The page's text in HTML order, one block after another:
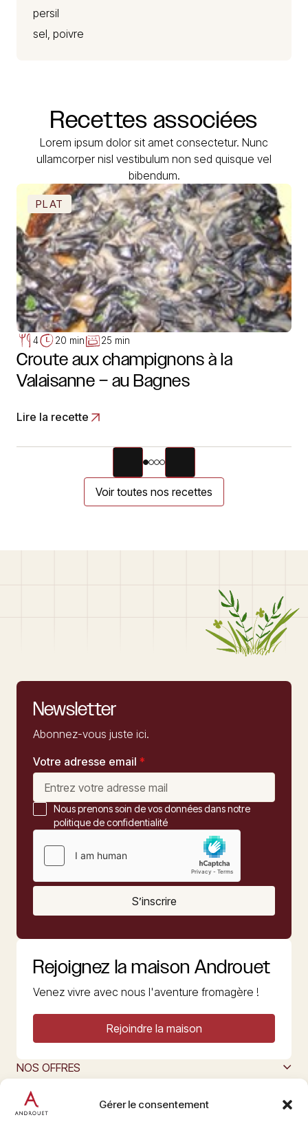
Gérer le consentement
persil
sel, poivre
Recettes associées
Lorem ipsum dolor sit amet consectetur. Nunc
ullamcorper nisl vestibulum non sed quisque vel
bibendum.
PLAT
4 20 min 25 min
Croute aux champignons à la
Valaisanne – au Bagnes
Lire la recette
Voir toutes nos recettes
Newsletter
Abonnez-vous juste ici.
Votre adresse email *
Nous prenons soin de vos données dans notre
politique de confidentialité
S’inscrire
Rejoignez la maison Androuet
Venez vivre avec nous l'aventure fromagère !
Rejoindre la maison
NOS OFFRES
L’ART DU FROMAGE
Nous suivre